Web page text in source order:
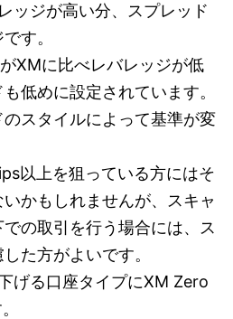
ッジが高い分、スプレッド
す。
XMに比べレバレッジが低
低めに設定されています。
スタイルによって基準が変
以上を狙っている方にはそ
かもしれませんが、スキャ
の取引を行う場合には、ス
た方がよいです。
げる口座タイプにXM Zero